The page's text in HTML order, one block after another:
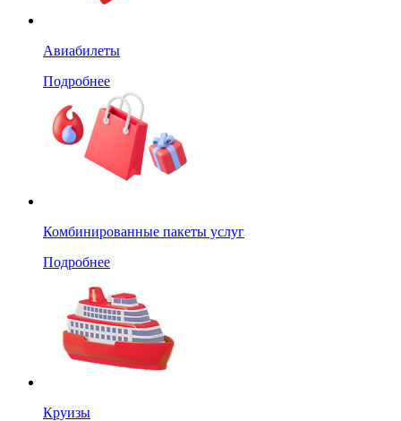
Авиабилеты
Подробнее
Комбинированные пакеты услуг
Подробнее
Круизы